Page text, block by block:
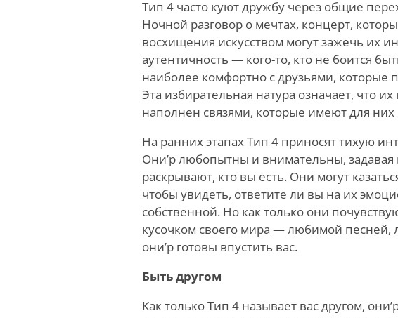
Тип 4 часто куют дружбу через общие
Ночной разговор о мечтах, концерт,
восхищения искусством могут зажечь их
аутентичность — кого-то, кто не боится
наиболее комфортно с друзьями,
Эта избирательная натура означает, что
наполнен связями, которые имеют для них
На ранних этапах Тип 4 приносят тихую
Они’р любопытны и внимательны,
раскрывают, кто вы есть. Они могут
чтобы увидеть, ответите ли вы на их
собственной. Но как только они
кусочком своего мира — любимой песней,
они’р готовы впустить вас.
Быть другом
Как только Тип 4 называет вас другом, они’